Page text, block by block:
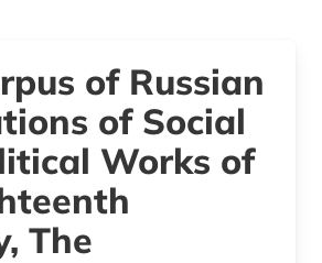
of Russian
of Social
Works of
The